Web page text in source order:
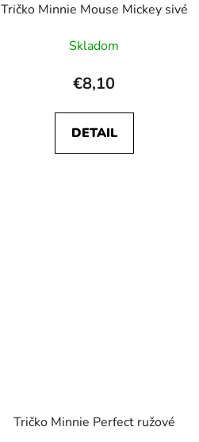
Tričko Minnie Mouse Mickey sivé
Skladom
€8,10
DETAIL
Tričko Minnie Perfect ružové